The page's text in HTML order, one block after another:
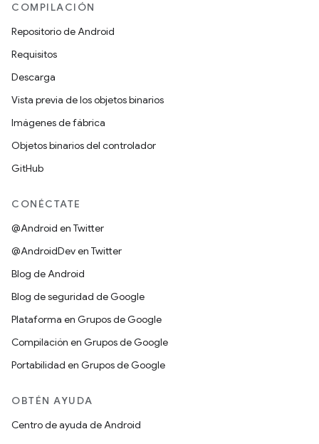
COMPILACIÓN
Repositorio de Android
Requisitos
Descarga
Vista previa de los objetos binarios
Imágenes de fábrica
Objetos binarios del controlador
GitHub
CONÉCTATE
@Android en Twitter
@AndroidDev en Twitter
Blog de Android
Blog de seguridad de Google
Plataforma en Grupos de Google
Compilación en Grupos de Google
Portabilidad en Grupos de Google
OBTÉN AYUDA
Centro de ayuda de Android